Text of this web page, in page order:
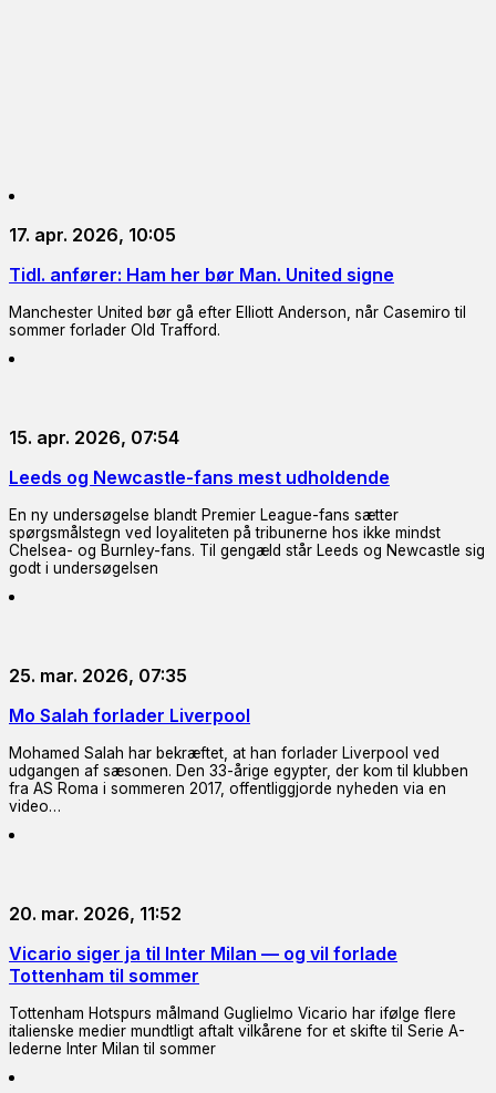
17. apr. 2026, 10:05
Tidl. anfører: Ham her bør Man. United signe
Manchester United bør gå efter Elliott Anderson, når Casemiro til
sommer forlader Old Trafford.
15. apr. 2026, 07:54
Leeds og Newcastle-fans mest udholdende
En ny undersøgelse blandt Premier League-fans sætter
spørgsmålstegn ved loyaliteten på tribunerne hos ikke mindst
Chelsea- og Burnley-fans. Til gengæld står Leeds og Newcastle sig
godt i undersøgelsen
25. mar. 2026, 07:35
Mo Salah forlader Liverpool
Mohamed Salah har bekræftet, at han forlader Liverpool ved
udgangen af sæsonen. Den 33-årige egypter, der kom til klubben
fra AS Roma i sommeren 2017, offentliggjorde nyheden via en
video…
20. mar. 2026, 11:52
Vicario siger ja til Inter Milan — og vil forlade
Tottenham til sommer
Tottenham Hotspurs målmand Guglielmo Vicario har ifølge flere
italienske medier mundtligt aftalt vilkårene for et skifte til Serie A-
lederne Inter Milan til sommer